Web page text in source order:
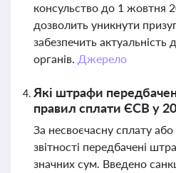
консульство до 1 жовтня
дозволить уникнути
забезпечить
органів. Джерело
Які штрафи
правил сплати ЄСВ у
За несвоєчасну сплату
звітності передбачені
значних сум. Введено